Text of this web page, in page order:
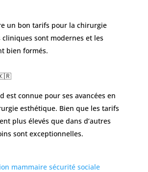
un bon tarifs pour la chirurgie
cliniques sont modernes et les
bien formés.
est connue pour ses avancées en
esthétique. Bien que les tarifs
plus élevés que dans d’autres
sont exceptionnelles.
mammaire sécurité sociale